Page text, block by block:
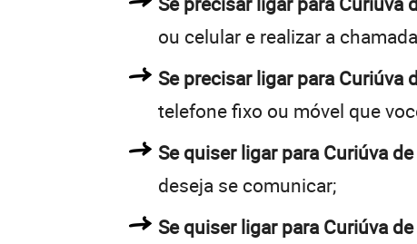
ou celular e realizar a
Se precisar ligar para Curiúva
telefone fixo ou móvel que
Se quiser ligar para Curiúva
deseja se comunicar;
Se quiser ligar para Curiúva